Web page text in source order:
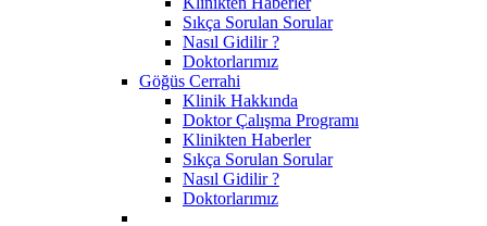
Sıkça Sorulan Sorular
Nasıl Gidilir ?
Doktorlarımız
Göğüs Cerrahi
Klinik Hakkında
Doktor Çalışma Programı
Klinikten Haberler
Sıkça Sorulan Sorular
Nasıl Gidilir ?
Doktorlarımız